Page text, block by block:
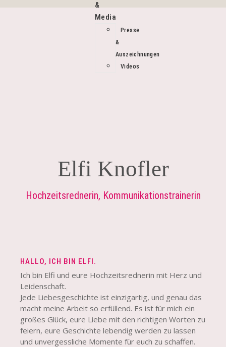
&
Media
Presse
&
Auszeichnungen
Videos
Elfi Knofler
Hochzeitsrednerin, Kommunikationstrainerin
HALLO, ICH BIN ELFI.
Ich bin Elfi und eure Hochzeitsrednerin mit Herz und
Leidenschaft.
Jede Liebesgeschichte ist einzigartig, und genau das
macht meine Arbeit so erfüllend. Es ist für mich ein
großes Glück, eure Liebe mit den richtigen Worten zu
feiern, eure Geschichte lebendig werden zu lassen
und unvergessliche Momente für euch zu schaffen.